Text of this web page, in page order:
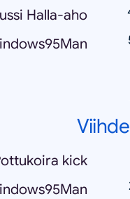
Halla-aho
Viihde
kick